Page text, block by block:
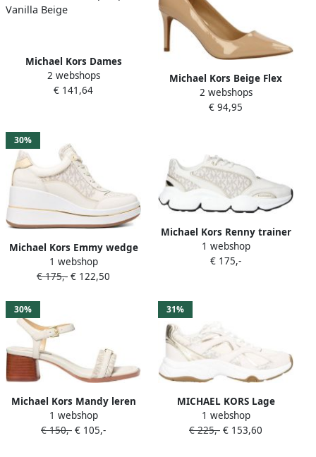
Michael Kors Dames
Sneakers Keaton Zip Slip On
Vanilla Beige
2 webshops
€ 141,64
Michael Kors Beige Flex
Pump voor vrouwen Beige
Dames
2 webshops
€ 94,95
30%
Michael Kors Emmy wedge
trainer leren sneakers ecru
1 webshop
€ 175,- € 122,50
Michael Kors Renny trainer
chunky sneakers beige
1 webshop
€ 175,-
30%
Michael Kors Mandy leren
sandalettes ecru
1 webshop
€ 150,- € 105,-
31%
MICHAEL KORS Lage
Sneakers Dames Leo Trainer
Maat: 37 Materiaal: Suède
1 webshop
€ 225,- € 153,60